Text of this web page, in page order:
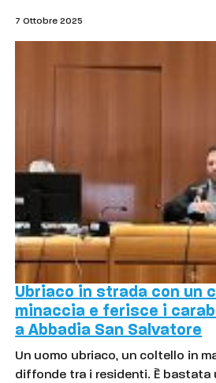
7 Ottobre 2025
Ubriaco in strada con un
minaccia e ferisce i
a Abbadia San Salvatore
Un uomo ubriaco, un coltello in
diffonde tra i residenti. È bastata